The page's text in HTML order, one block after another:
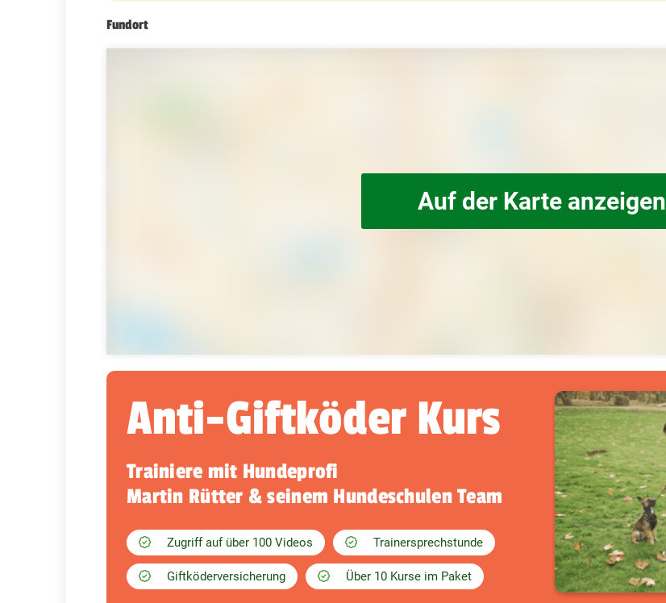
Fundort
Auf der Karte anzeigen
Anti-Giftköder Kurs
Trainiere mit Hundeprofi
Martin Rütter & seinem Hundeschulen Team
Zugriff auf über 100 Videos Trainersprechstunde
Giftköderversicherung Über 10 Kurse im Paket